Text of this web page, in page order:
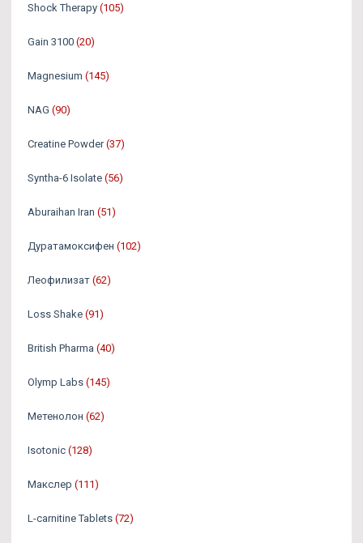
Shock Therapy (105)
Gain 3100 (20)
Magnesium (145)
NAG (90)
Creatine Powder (37)
Syntha-6 Isolate (56)
Aburaihan Iran (51)
Дуратамоксифен (102)
Леофилизат (62)
Loss Shake (91)
British Pharma (40)
Olymp Labs (145)
Метенолон (62)
Isotonic (128)
Макслер (111)
L-carnitine Tablets (72)